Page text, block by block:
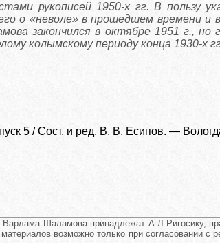
рукописей 1950-х гг. В пользу
о «неволе» в прошедшем времени и
закончился в октябре 1951 г., но
колымскому периоду конца 1930-х
5 / Сост. и ред. В. В. Есипов. —
Варлама Шаламова принадлежат А.Л.Ригосику,
возможно только при согласовании с